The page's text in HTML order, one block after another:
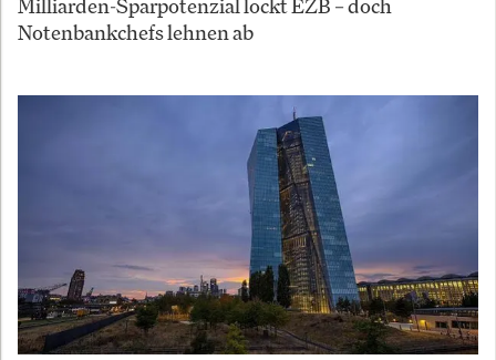
Milliarden-Sparpotenzial lockt EZB – doch
Notenbankchefs lehnen ab